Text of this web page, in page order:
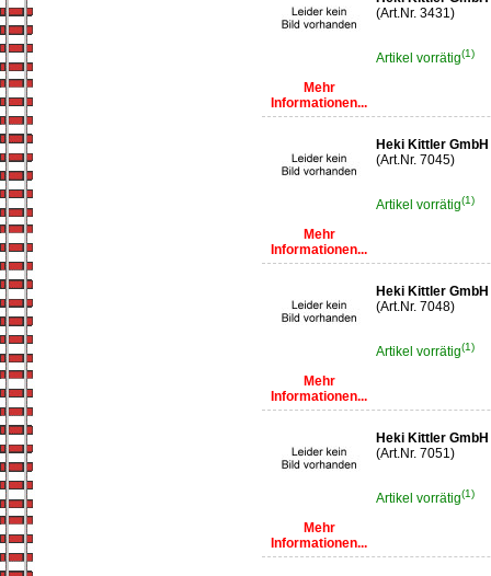
Mehr
Informationen...
(Art.Nr. 3431)
Artikel vorrätig(1)
Mehr
Informationen...
Heki Kittler
(Art.Nr. 7045)
Artikel vorrätig(1)
Mehr
Informationen...
Heki Kittler
(Art.Nr. 7048)
Artikel vorrätig(1)
Mehr
Informationen...
Heki Kittler
(Art.Nr. 7051)
Artikel vorrätig(1)